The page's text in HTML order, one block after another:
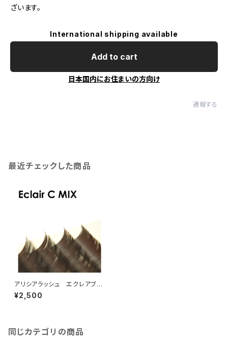
ざいます。
International shipping available
Add to cart
日本国内にお住まいの方向け
通報する
最近チェックした商品
アリシアラッシュ エクレアブラ
ウンCカールMIX
¥2,500
同じカテゴリの商品